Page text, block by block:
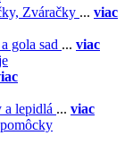
Zváračky ... viac
gola sad ... viac
a lepidlá ... viac